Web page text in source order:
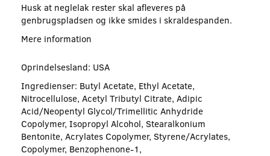
Husk at neglelak rester skal afleveres på
genbrugspladsen og ikke smides i skraldespanden.
Mere information
Oprindelsesland: USA
Ingredienser: Butyl Acetate, Ethyl Acetate,
Nitrocellulose, Acetyl Tributyl Citrate, Adipic
Acid/Neopentyl Glycol/Trimellitic Anhydride
Copolymer, Isopropyl Alcohol, Stearalkonium
Bentonite, Acrylates Copolymer, Styrene/Acrylates,
Copolymer, Benzophenone-1,